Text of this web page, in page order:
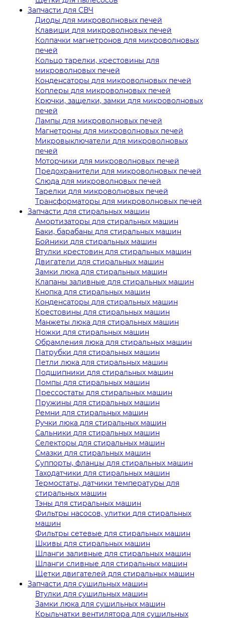
Запчасти для СВЧ
Диоды для микроволновых печей
Клавиши для микроволновых печей
Колпачки магнетронов для микроволновых
печей
Кольцо тарелки, крестовины для
микроволновых печей
Конденсаторы для микроволновых печей
Коплеры для микроволновых печей
Крючки, защелки, замки для микроволновых
печей
Лампы для микроволновых печей
Магнетроны для микроволновых печей
Микровыключатели для микроволновых
печей
Моторчики для микроволновых печей
Предохранители для микроволновых печей
Слюда для микроволновых печей
Тарелки для микроволновых печей
Трансформаторы для микроволновых печей
Запчасти для стиральных машин
Амортизаторы для стиральных машин
Баки, барабаны для стиральных машин
Бойники для стиральных машин
Втулки крестовин для стиральных машин
Двигатели для стиральных машин
Замки люка для стиральных машин
Клапаны заливные для стиральных машин
Кнопка для стиральных машин
Конденсаторы для стиральных машин
Крестовины для стиральных машин
Манжеты люка для стиральных машин
Ножки для стиральных машин
Обрамления люка для стиральных машин
Патрубки для стиральных машин
Петли люка для стиральных машин
Подшипники для стиральных машин
Помпы для стиральных машин
Прессостаты для стиральных машин
Пружины для стиральных машин
Ремни для стиральных машин
Ручки люка для стиральных машин
Сальники для стиральных машин
Селекторы для стиральных машин
Смазки для стиральных машин
Суппорты, фланцы для стиральных машин
Таходатчики для стиральных машин
Термостаты, датчики температуры для
стиральных машин
Тэны для стиральных машин
Фильтры насосов, улитки для стиральных
машин
Фильтры сетевые для стиральных машин
Шкивы для стиральных машин
Шланги заливные для стиральных машин
Шланги сливные для стиральных машин
Щетки двигателей для стиральных машин
Запчасти для сушильных машин
Втулки для сушильных машин
Замки люка для сушильных машин
Крыльчатки вентилятора для сушильных